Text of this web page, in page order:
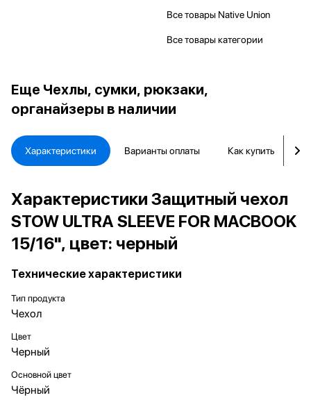
Все товары Native Union
Все товары категории
Еще Чехлы, сумки, рюкзаки,
органайзеры в наличии
Характеристики Варианты оплаты Как купить
Характеристики Защитный чехол
STOW ULTRA SLEEVE FOR MACBOOK
15/16", цвет: черный
Технические характеристики
Тип продукта
Чехол
Цвет
Черный
Основной цвет
Чёрный